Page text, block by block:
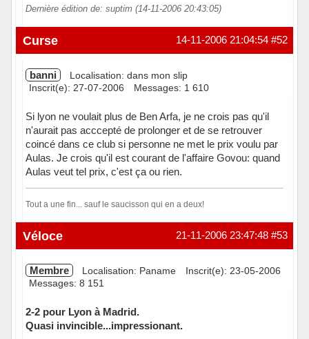
Dernière édition de: suptim (14-11-2006 20:43:05)
Hors ligne #52
14-11-2006 21:04:54
Curse
banni
Localisation: dans mon slip
Inscrit(e): 27-07-2006
Messages: 1 610
Si lyon ne voulait plus de Ben Arfa, je ne crois pas qu'il
n'aurait pas acccepté de prolonger et de se retrouver
coincé dans ce club si personne ne met le prix voulu par
Aulas. Je crois qu'il est courant de l'affaire Govou: quand
Aulas veut tel prix, c'est ça ou rien.
Tout a une fin... sauf le saucisson qui en a deux!
Hors ligne #53
21-11-2006 23:47:48
Véloce
Membre Localisation: Paname
Inscrit(e): 23-05-2006
Messages: 8 151
2-2 pour Lyon à Madrid.
Quasi invincible...impressionant.